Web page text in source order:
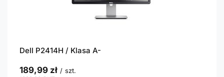
Dell P2414H / Klasa A-
189,99 zł / szt.